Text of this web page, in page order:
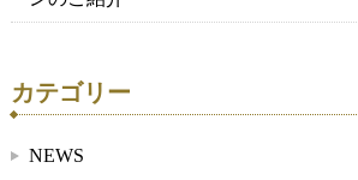
カテゴリー
NEWS